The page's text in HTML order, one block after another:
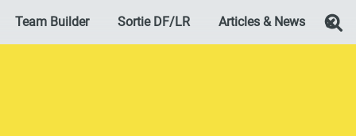
Team Builder Sortie DF/LR Articles & News